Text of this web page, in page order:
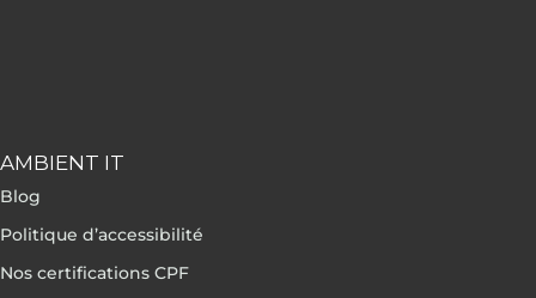
AMBIENT IT
Blog
Politique d’accessibilité
Nos certifications CPF